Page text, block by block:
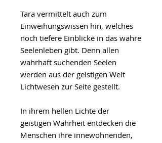
Tara vermittelt auch zum
Einweihungswissen hin, welches
noch tiefere Einblicke in das wahre
Seelenleben gibt. Denn allen
wahrhaft suchenden Seelen
werden aus der geistigen Welt
Lichtwesen zur Seite gestellt.
In ihrem hellen Lichte der
geistigen Wahrheit entdecken die
Menschen ihre innewohnenden,